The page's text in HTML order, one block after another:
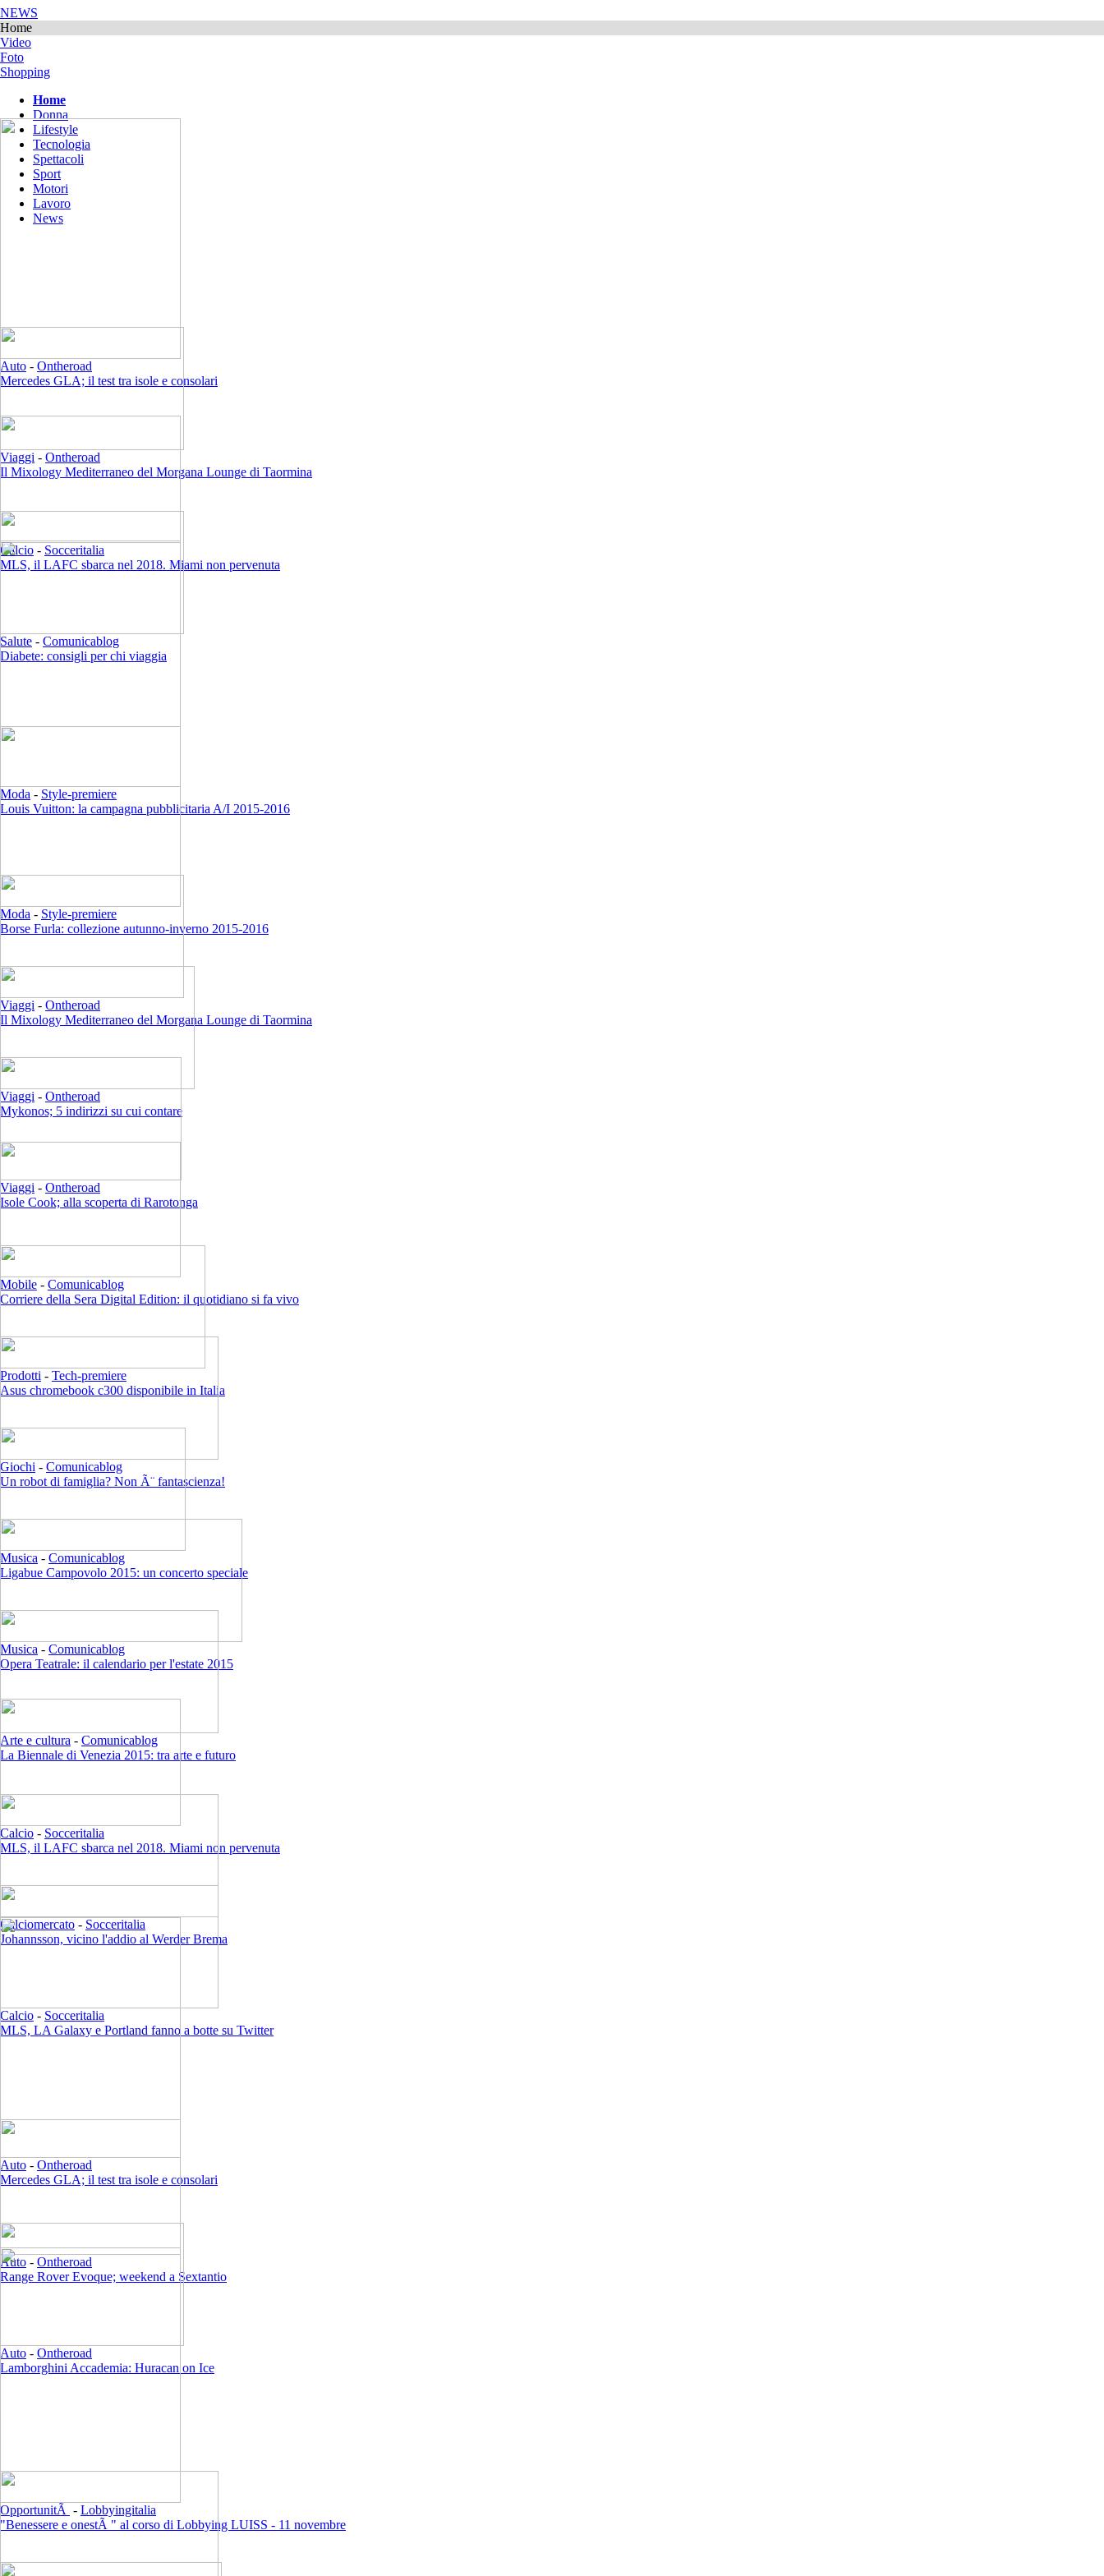
NEWS
Home
Video
Foto
Shopping
Home
Donna
Lifestyle
Tecnologia
Spettacoli
Sport
Motori
Lavoro
News
Auto - Ontheroad
Mercedes GLA; il test tra isole e consolari
Viaggi - Ontheroad
Il Mixology Mediterraneo del Morgana Lounge di Taormina
Calcio - Socceritalia
MLS, il LAFC sbarca nel 2018. Miami non pervenuta
Salute - Comunicablog
Diabete: consigli per chi viaggia
Moda - Style-premiere
Louis Vuitton: la campagna pubblicitaria A/I 2015-2016
Moda - Style-premiere
Borse Furla: collezione autunno-inverno 2015-2016
Viaggi - Ontheroad
Il Mixology Mediterraneo del Morgana Lounge di Taormina
Viaggi - Ontheroad
Mykonos; 5 indirizzi su cui contare
Viaggi - Ontheroad
Isole Cook; alla scoperta di Rarotonga
Mobile - Comunicablog
Corriere della Sera Digital Edition: il quotidiano si fa vivo
Prodotti - Tech-premiere
Asus chromebook c300 disponibile in Italia
Giochi - Comunicablog
Un robot di famiglia? Non Ã¨ fantascienza!
Musica - Comunicablog
Ligabue Campovolo 2015: un concerto speciale
Musica - Comunicablog
Opera Teatrale: il calendario per l'estate 2015
Arte e cultura - Comunicablog
La Biennale di Venezia 2015: tra arte e futuro
Calcio - Socceritalia
MLS, il LAFC sbarca nel 2018. Miami non pervenuta
Calciomercato - Socceritalia
Johannsson, vicino l'addio al Werder Brema
Calcio - Socceritalia
MLS, LA Galaxy e Portland fanno a botte su Twitter
Auto - Ontheroad
Mercedes GLA; il test tra isole e consolari
Auto - Ontheroad
Range Rover Evoque; weekend a Sextantio
Auto - Ontheroad
Lamborghini Accademia: Huracan on Ice
OpportunitÃ - Lobbyingitalia
"Benessere e onestÃ " al corso di Lobbying LUISS - 11 novembre